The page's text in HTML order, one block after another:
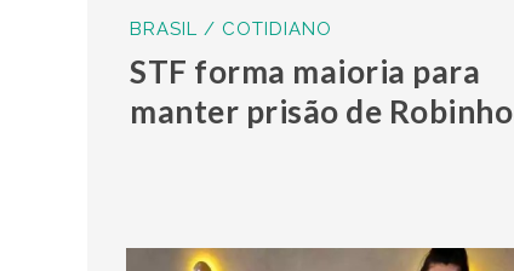
BRASIL / COTIDIANO
STF forma maioria para
manter prisão de Robinho